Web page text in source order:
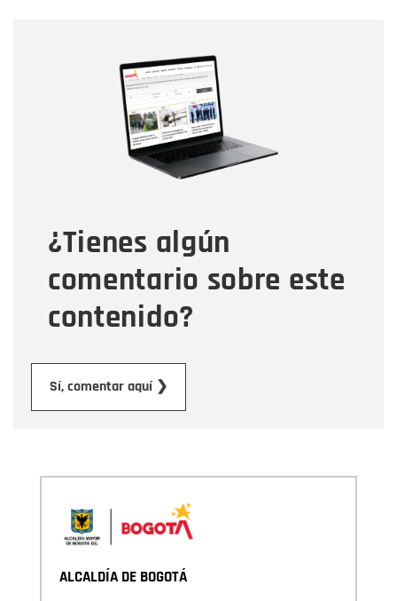
¿Tienes algún
comentario sobre este
contenido?
Sí, comentar aquí ❯
Correo electrónico
Tipo de comentario
Mensaje
ALCALDÍA DE BOGOTÁ